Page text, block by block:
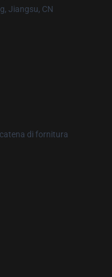
Jiangsu, CN
di fornitura